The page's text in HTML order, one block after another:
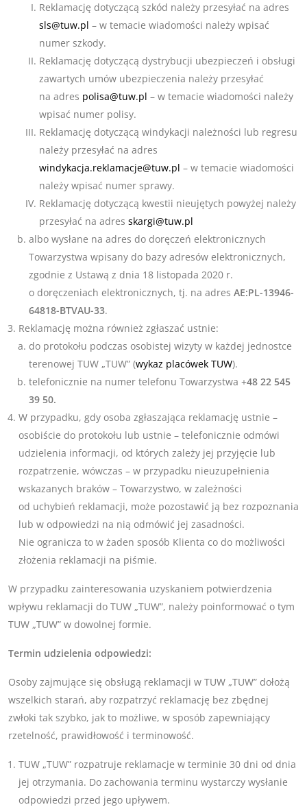
Reklamację dotyczącą szkód należy przesyłać na adres
sls@tuw.pl – w temacie wiadomości należy wpisać
numer szkody.
Reklamację dotyczącą dystrybucji ubezpieczeń i obsługi
zawartych umów ubezpieczenia należy przesyłać
na adres polisa@tuw.pl – w temacie wiadomości należy
wpisać numer polisy.
Reklamację dotyczącą windykacji należności lub regresu
należy przesyłać na adres
windykacja.reklamacje@tuw.pl – w temacie wiadomości
należy wpisać numer sprawy.
Reklamację dotyczącą kwestii nieujętych powyżej należy
przesyłać na adres skargi@tuw.pl
albo wysłane na adres do doręczeń elektronicznych
Towarzystwa wpisany do bazy adresów elektronicznych,
zgodnie z Ustawą z dnia 18 listopada 2020 r.
o doręczeniach elektronicznych, tj. na adres AE:PL-13946-
64818-BTVAU-33.
Reklamację można również zgłaszać ustnie:
do protokołu podczas osobistej wizyty w każdej jednostce
terenowej TUW „TUW” (wykaz placówek TUW).
telefonicznie na numer telefonu Towarzystwa +48 22 545
39 50.
W przypadku, gdy osoba zgłaszająca reklamację ustnie –
osobiście do protokołu lub ustnie – telefonicznie odmówi
udzielenia informacji, od których zależy jej przyjęcie lub
rozpatrzenie, wówczas – w przypadku nieuzupełnienia
wskazanych braków – Towarzystwo, w zależności
od uchybień reklamacji, może pozostawić ją bez rozpoznania
lub w odpowiedzi na nią odmówić jej zasadności.
Nie ogranicza to w żaden sposób Klienta co do możliwości
złożenia reklamacji na piśmie.
W przypadku zainteresowania uzyskaniem potwierdzenia
wpływu reklamacji do TUW „TUW”, należy poinformować o tym
TUW „TUW” w dowolnej formie.
Termin udzielenia odpowiedzi:
Osoby zajmujące się obsługą reklamacji w TUW „TUW” dołożą
wszelkich starań, aby rozpatrzyć reklamację bez zbędnej
zwłoki tak szybko, jak to możliwe, w sposób zapewniający
rzetelność, prawidłowość i terminowość.
TUW „TUW” rozpatruje reklamacje w terminie 30 dni od dnia
jej otrzymania. Do zachowania terminu wystarczy wysłanie
odpowiedzi przed jego upływem.